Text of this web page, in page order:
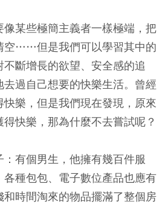
某些極簡主義者一樣極端，把
空……但是我們可以學習其中的
斷增長的欲望、安全感的追
過自己想要的快樂生活。曾經
樂，但是我們現在發現，原來
快樂，那為什麼不去嘗試呢？
有個男生，他擁有幾百件服
種包包、電子數位產品也應有
時間淘來的物品擺滿了整個房